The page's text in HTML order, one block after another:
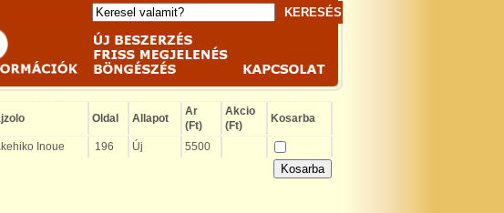
Oldal Allapot
Ar
(Ft)
Akcio
(Ft)
Kosarba
Inoue 196 Új 5500